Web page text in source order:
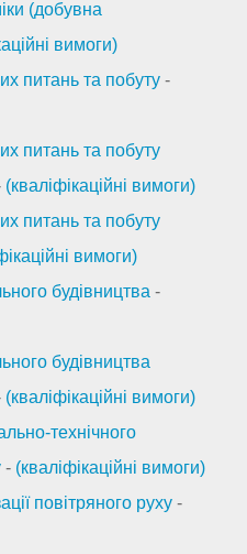
(добувна
вимоги)
питань та побуту -
питань та побуту
(кваліфікаційні вимоги)
питань та побуту
вимоги)
будівництва -
будівництва
(кваліфікаційні вимоги)
технічного
- (кваліфікаційні вимоги)
повітряного руху -